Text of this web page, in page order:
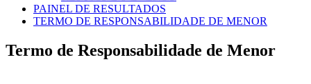
PAINEL DE RESULTADOS
TERMO DE RESPONSABILIDADE DE MENOR
Termo de Responsabilidade de Menor